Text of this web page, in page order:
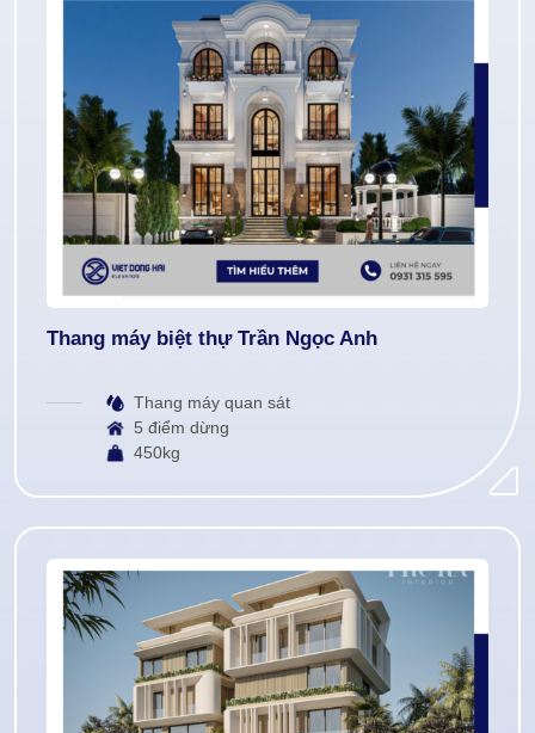
Thang máy biệt thự Trần Ngọc Anh
Thang máy quan sát
5 điểm dừng
450kg